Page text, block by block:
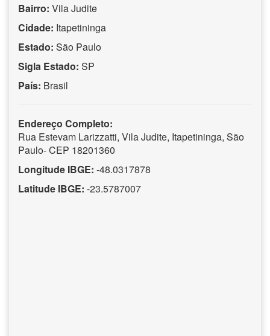
Bairro: Vila Judite
Cidade: Itapetininga
Estado: São Paulo
Sigla Estado: SP
País: Brasil
Endereço Completo:
Rua Estevam Larizzatti, Vila Judite, Itapetininga, São
Paulo- CEP 18201360
Longitude IBGE: -48.0317878
Latitude IBGE: -23.5787007